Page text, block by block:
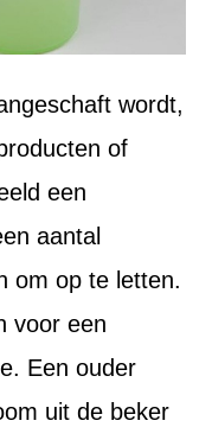
wordt,
of
een
aantal
om op te letten.
voor een
Een ouder
uit de beker